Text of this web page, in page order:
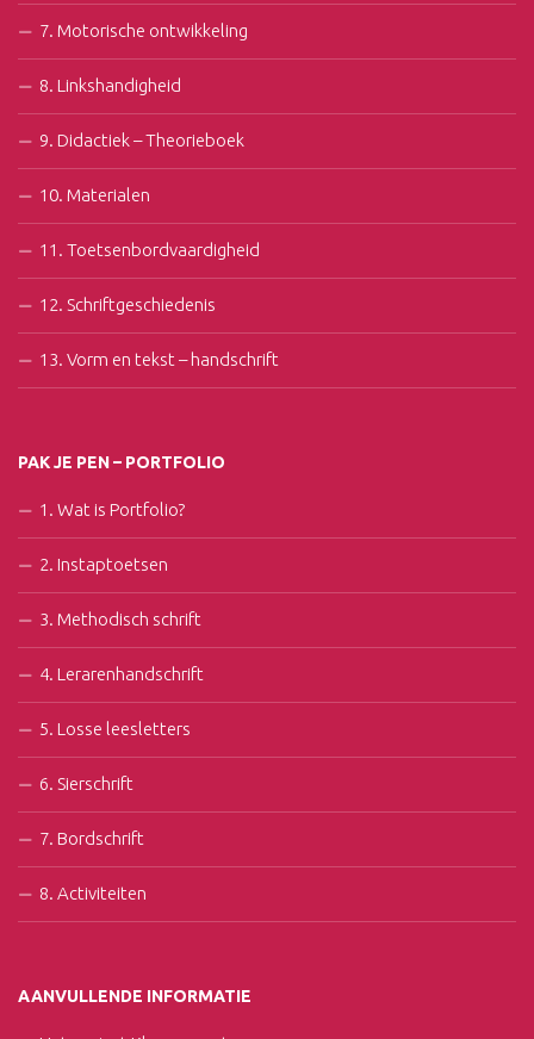
7. Motorische ontwikkeling
8. Linkshandigheid
9. Didactiek – Theorieboek
10. Materialen
11. Toetsenbordvaardigheid
12. Schriftgeschiedenis
13. Vorm en tekst – handschrift
PAK JE PEN – PORTFOLIO
1. Wat is Portfolio?
2. Instaptoetsen
3. Methodisch schrift
4. Lerarenhandschrift
5. Losse leesletters
6. Sierschrift
7. Bordschrift
8. Activiteiten
AANVULLENDE INFORMATIE